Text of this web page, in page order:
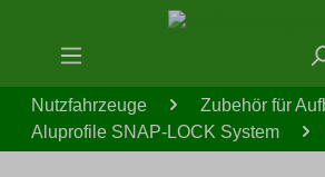
Zum Hauptinhalt springen
Nutzfahrzeuge
Zubehör für
Aluprofile SNAP-LOCK System